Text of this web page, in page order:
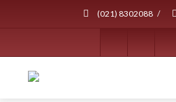
(021) 8302088 /